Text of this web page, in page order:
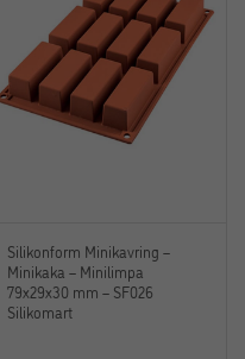
Silikonform Minikavring –
Minikaka – Minilimpa
79x29x30 mm – SF026
Silikomart